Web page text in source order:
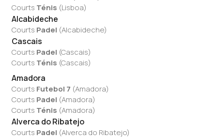
Courts Ténis (Lisboa)
Alcabideche
Courts Padel (Alcabideche)
Cascais
Courts Padel (Cascais)
Courts Ténis (Cascais)
Amadora
Courts Futebol 7 (Amadora)
Courts Padel (Amadora)
Courts Ténis (Amadora)
Alverca do Ribatejo
Courts Padel (Alverca do Ribatejo)